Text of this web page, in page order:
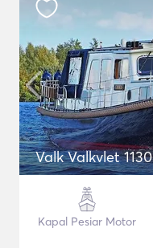
Valk Valkvlet 1130
Kapal Pesiar Motor